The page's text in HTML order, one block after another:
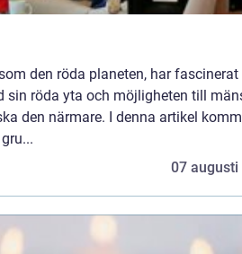
den röda planeten, har fascinerat
sin röda yta och möjligheten till
den närmare. I denna artikel
07 augusti